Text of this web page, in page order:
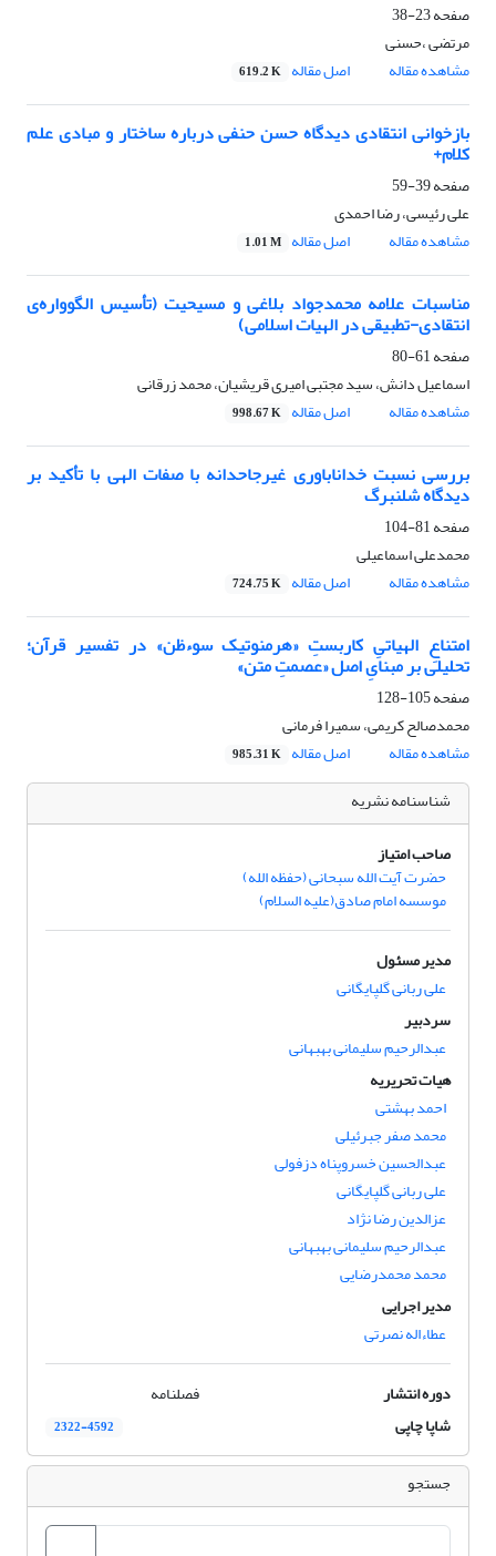
صفحه23-38
مرتضی ،حسنی
مشاهده مقاله
اصل مقاله 619.2 K
بازخوانی انتقادی دیدگاه حسن حنفی درباره‌ ساختار و مبادی علم
کلام+
صفحه39-59
علی رئیسی، رضا احمدی
مشاهده مقاله
اصل مقاله 1.01 M
مناسبات علامه محمدجواد بلاغی و مسیحیت (تأسیس الگوواره‌ی
انتقادی-تطبیقی در الهیات اسلامی)
صفحه61-80
اسماعیل دانش، سید مجتبی امیری قریشیان، محمد زرقانی
مشاهده مقاله
اصل مقاله 998.67 K
بررسی نسبت خداناباوری غیرجاحدانه با صفات الهی با تأکید بر
دیدگاه شلنبرگ
صفحه81-104
محمدعلی اسماعیلی
مشاهده مقاله
اصل مقاله 724.75 K
امتناعِ الهیاتیِ کاربستِ «هرمنوتیک سوءظن» در تفسیر قرآن؛
تحلیلی بر مبنایِ اصل «عصمتِ متن»
صفحه105-128
محمدصالح کریمی، سمیرا فرمانی
مشاهده مقاله
اصل مقاله 985.31 K
شناسنامه نشریه
صاحب امتیاز
حضرت آیت الله سبحانی (حفظه الله)
موسسه امام صادق(علیه السلام)
مدیر مسئول
علی ربانی گلپایگانی
سردبیر
عبدالرحیم سلیمانی بهبهانی
هیات تحریریه
احمد بهشتی
محمد صفر جبرئیلی
عبدالحسین خسروپناه دزفولی
علی ربانی گلپایگانی
عزالدین رضا نژاد
عبدالرحیم سلیمانی بهبهانی
محمد محمدرضایی
مدیر اجرایی
عطاءاله نصرتی
دوره انتشار
فصلنامه
شاپا چاپی
2322-4592
جستجو